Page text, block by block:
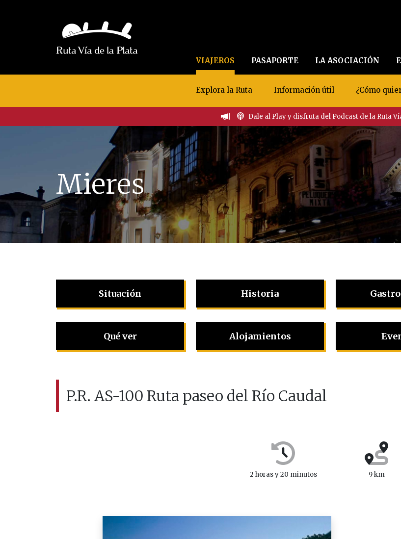
VIAJEROS PASAPORTE LA ASOCIACIÓN
Explora la Ruta Información útil ¿Cómo
Dale al Play y disfruta del Podcast de la Ruta
Mieres
Situación Historia
Qué ver Alojamientos
P.R. AS-100 Ruta paseo del Río Caudal
2 horas y 20 minutos 9 km